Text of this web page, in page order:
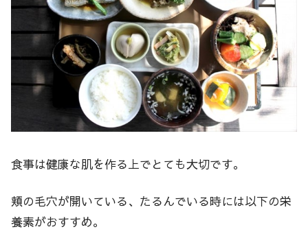
食事は健康な肌を作る上でとても大切です。
頬の毛穴が開いている、たるんでいる時には以下の栄
養素がおすすめ。